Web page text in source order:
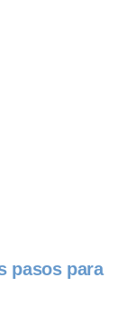
pasos para